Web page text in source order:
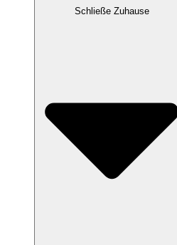
Schließe Zuhause